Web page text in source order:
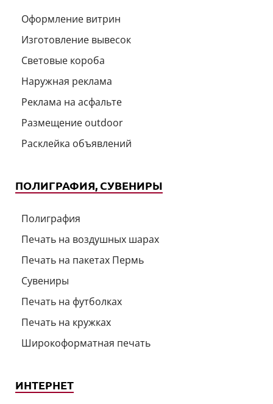
Оформление витрин
Изготовление вывесок
Световые короба
Наружная реклама
Реклама на асфальте
Размещение outdoor
Расклейка объявлений
ПОЛИГРАФИЯ, СУВЕНИРЫ
Полиграфия
Печать на воздушных шарах
Печать на пакетах Пермь
Сувениры
Печать на футболках
Печать на кружках
Широкоформатная печать
ИНТЕРНЕТ